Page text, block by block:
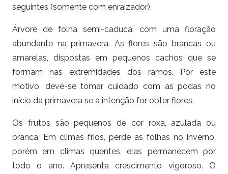
seguintes (somente com enraizador).
Árvore de folha semi-caduca, com uma floração
abundante na primavera. As flores são brancas ou
amarelas, dispostas em pequenos cachos que se
formam nas extremidades dos ramos. Por este
motivo, deve-se tomar cuidado com as podas no
início da primavera se a intenção for obter flores.
Os frutos são pequenos de cor roxa, azulada ou
branca. Em climas frios, perde as folhas no inverno,
porém em climas quentes, elas permanecem por
todo o ano. Apresenta crescimento vigoroso. O